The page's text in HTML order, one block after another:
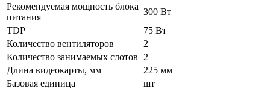
Рекомендуемая мощность блока
питания
300 Вт
TDP
75 Вт
Количество вентиляторов
2
Количество занимаемых слотов
2
Длина видеокарты, мм
225 мм
Базовая единица
шт